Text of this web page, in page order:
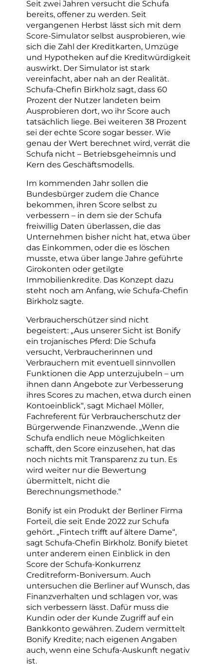
Seit zwei Jahren versucht die Schufa
bereits, offener zu werden. Seit
vergangenen Herbst lässt sich mit dem
Score-Simulator selbst ausprobieren, wie
sich die Zahl der Kreditkarten, Umzüge
und Hypotheken auf die Kreditwürdigkeit
auswirkt. Der Simulator ist stark
vereinfacht, aber nah an der Realität.
Schufa-Chefin Birkholz sagt, dass 60
Prozent der Nutzer landeten beim
Ausprobieren dort, wo ihr Score auch
tatsächlich liege. Bei weiteren 38 Prozent
sei der echte Score sogar besser. Wie
genau der Wert berechnet wird, verrät die
Schufa nicht – Betriebsgeheimnis und
Kern des Geschäftsmodells.
Im kommenden Jahr sollen die
Bundesbürger zudem die Chance
bekommen, ihren Score selbst zu
verbessern – in dem sie der Schufa
freiwillig Daten überlassen, die das
Unternehmen bisher nicht hat, etwa über
das Einkommen, oder die es löschen
musste, etwa über lange Jahre geführte
Girokonten oder getilgte
Immobilienkredite. Das Konzept dazu
steht noch am Anfang, wie Schufa-Chefin
Birkholz sagte.
Verbraucherschützer sind nicht
begeistert: „Aus unserer Sicht ist Bonify
ein trojanisches Pferd: Die Schufa
versucht, Verbraucherinnen und
Verbrauchern mit eventuell sinnvollen
Funktionen die App unterzujubeln – um
ihnen dann Angebote zur Verbesserung
ihres Scores zu machen, etwa durch einen
Kontoeinblick“, sagt Michael Möller,
Fachreferent für Verbraucherschutz der
Bürgerwende Finanzwende. „Wenn die
Schufa endlich neue Möglichkeiten
schafft, den Score einzusehen, hat das
noch nichts mit Transparenz zu tun. Es
wird weiter nur die Bewertung
übermittelt, nicht die
Berechnungsmethode.“
Bonify ist ein Produkt der Berliner Firma
Forteil, die seit Ende 2022 zur Schufa
gehört. „Fintech trifft auf ältere Dame“,
sagt Schufa-Chefin Birkholz. Bonify bietet
unter anderem einen Einblick in den
Score der Schufa-Konkurrenz
Creditreform-Boniversum. Auch
untersuchen die Berliner auf Wunsch, das
Finanzverhalten und schlagen vor, was
sich verbessern lässt. Dafür muss die
Kundin oder der Kunde Zugriff auf ein
Bankkonto gewähren. Zudem vermittelt
Bonify Kredite; nach eigenen Angaben
auch, wenn eine Schufa-Auskunft negativ
ist.